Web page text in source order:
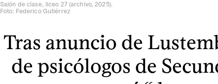
Salón de clase, liceo 27 (archivo, 2025).
Foto: Federico Gutiérrez
Tras anuncio de
de psicólogos de